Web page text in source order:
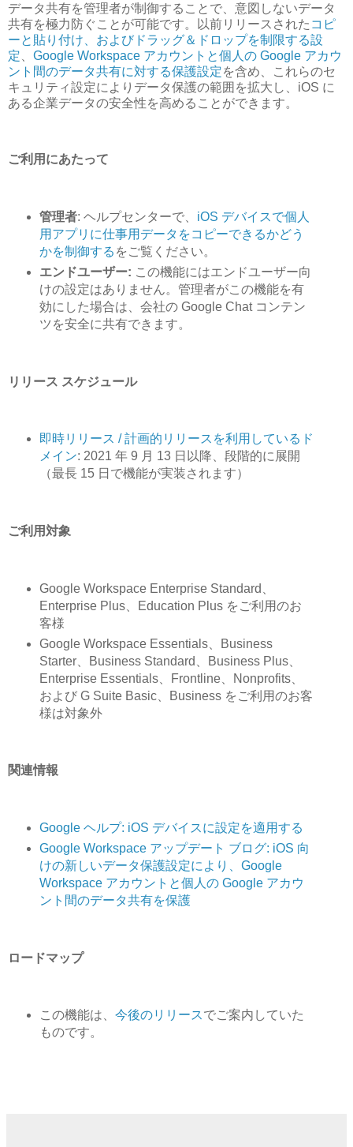
データ共有を管理者が制御することで、意図しないデータ
共有を極力防ぐことが可能です。以前リリースされた コピ
ーと貼り付け、およびドラッグ＆ドロップを制限する設
定
Google Workspace アカウントと個人の Google アカウ
ント間のデータ共有に対する保護設定を含め、これらのセ
キュリティ設定によりデータ保護の範囲を拡大し、iOS に
ある企業データの安全性を高めることができます。
ご利用にあたって
管理者: ヘルプセンターで、 iOS デバイスで個人
用アプリに仕事用データをコピーできるかどう
かを制御する をご覧ください。
エンドユーザー: この機能にはエンドユーザー向
けの設定はありません。管理者がこの機能を有
効にした場合は、会社の Google Chat コンテン
ツを安全に共有できます。
リリース スケジュール
即時リリース / 計画的リリースを利用しているド
メイン: 2021 年 9 月 13 日以降、段階的に展開
（最長 15 日で機能が実装されます）
ご利用対象
Google Workspace Enterprise Standard、
Enterprise Plus、Education Plus をご利用のお
客様
Google Workspace Essentials、Business
Starter、Business Standard、Business Plus、
Enterprise Essentials、Frontline、Nonprofits、
および G Suite Basic、Business をご利用のお客
様は対象外
関連情報
Google ヘルプ: iOS デバイスに設定を適用する
Google Workspace アップデート ブログ: iOS 向
けの新しいデータ保護設定により、Google
Workspace アカウントと個人の Google アカウ
ント間のデータ共有を保護
ロードマップ
この機能は、 今後のリリースでご案内していた
ものです。